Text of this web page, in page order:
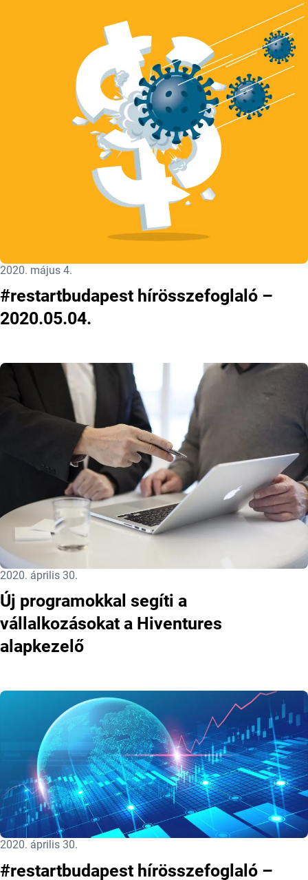
Közzétéve:
2020. május 4.
#restartbudapest hírösszefoglaló –
2020.05.04.
Közzétéve:
2020. április 30.
Új programokkal segíti a
vállalkozásokat a Hiventures
alapkezelő
Közzétéve:
2020. április 30.
#restartbudapest hírösszefoglaló –